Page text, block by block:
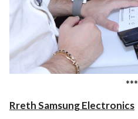
***
Rreth Samsung Electronics